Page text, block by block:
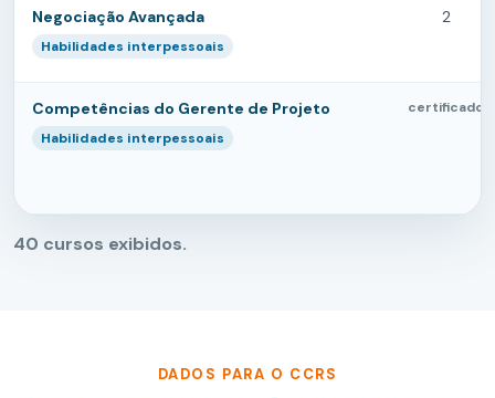
Negociação Avançada
Habilidades interpessoais
2
Competências do Gerente de Projeto
Habilidades interpessoais
certificado
40 cursos exibidos.
DADOS PARA O CCRS